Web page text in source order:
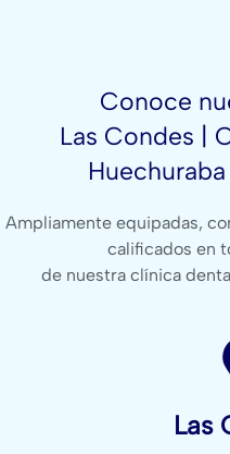
Conoce
Las Condes |
Ampliamente equipadas,
calificados en
de nuestra clínica
Las